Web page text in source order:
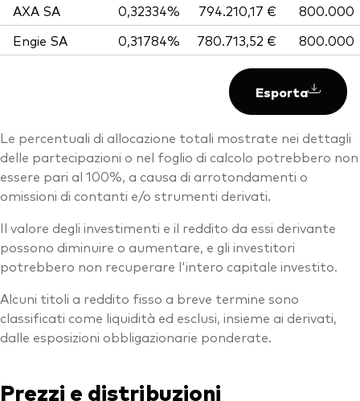
AXA SA 0,32334% 794.210,17 €
800.000
Engie SA
0,31784% 780.713,52 € 800.000
Esporta
Le percentuali di allocazione totali mostrate nei dettagli
delle partecipazioni o nel foglio di calcolo potrebbero non
essere pari al 100%, a causa di arrotondamenti o
omissioni di contanti e/o strumenti derivati.
Il valore degli investimenti e il reddito da essi derivante
possono diminuire o aumentare, e gli investitori
potrebbero non recuperare l'intero capitale investito.
Alcuni titoli a reddito fisso a breve termine sono
classificati come liquidità ed esclusi, insieme ai derivati,
dalle esposizioni obbligazionarie ponderate.
Prezzi e distribuzioni